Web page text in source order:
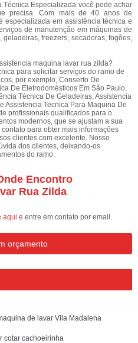
Técnica Especializada você pode achar
precisa. Com mais de 40 anos de
especializada em assistência técnica e
de manutenção em máquinas de
freezers, secadoras, fogões,
maquina lavar rua zilda?
para solicitar serviços do ramo de
por exemplo, Conserto De
De Eletrodomésticos Em São Paulo,
Técnica De Geladeiras, Assistencia
Assistencia Tecnica Para Maquina De
profissionais qualificados para o
modernos, que se ajustam a sua
para obter mais informações
clientes com excelente. Nosso
dos clientes, deixando-os
do ramo.
Encontro
Rua Zilda
aqui e entre em contato por email.
orçamento
de lavar Vila Madalena
cotar cachoeirinha